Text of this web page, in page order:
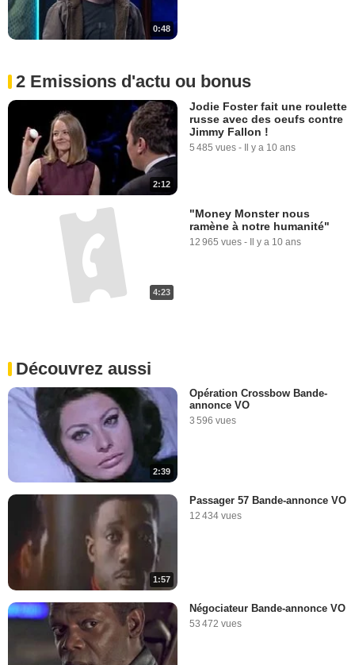
0:48
2 Emissions d'actu ou bonus
2:12
Jodie Foster fait une roulette
russe avec des oeufs contre
Jimmy Fallon !
5 485 vues - Il y a 10 ans
4:23
"Money Monster nous
ramène à notre humanité"
12 965 vues - Il y a 10 ans
Découvrez aussi
2:39
Opération Crossbow Bande-
annonce VO
3 596 vues
1:57
Passager 57 Bande-annonce VO
12 434 vues
Négociateur Bande-annonce VO
53 472 vues